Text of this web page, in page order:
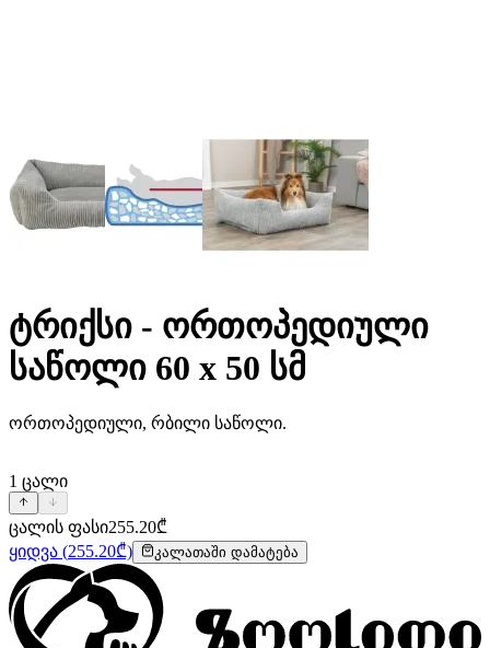
ტრიქსი - ორთოპედიული
საწოლი 60 x 50 სმ
ორთოპედიული, რბილი საწოლი.
1 ცალი
ცალის ფასი255.20₾
ყიდვა (255.20₾) კალათაში დამატება